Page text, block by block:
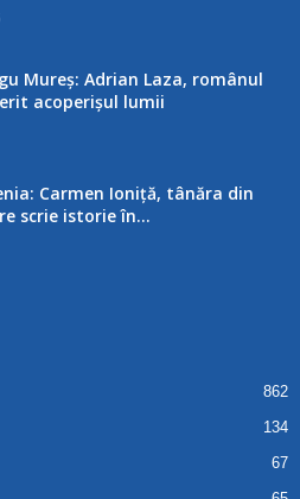
Mureș: Adrian Laza, românul
acoperișul lumii
Carmen Ioniță, tânăra din
scrie istorie în...
862
134
67